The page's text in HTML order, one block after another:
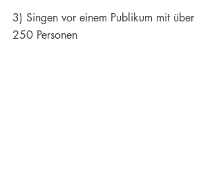
3) Singen vor einem Publikum mit über
250 Personen